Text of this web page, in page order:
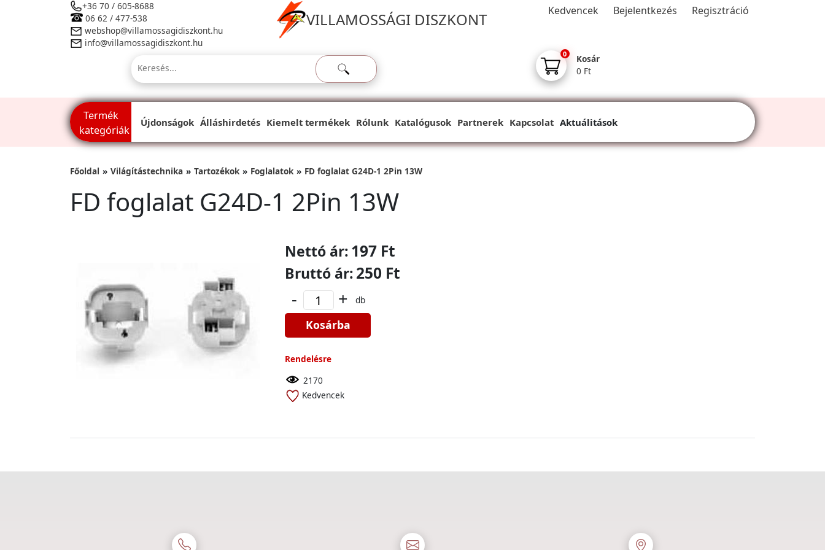
+36 70 / 605-8688
06 62 / 477-538
webshop@villamossagidiszkont.hu
info@villamossagidiszkont.hu
VILLAMOSSÁGI DISZKONT Kedvencek Bejelentkezés Regisztráció
0
Kosár
0 Ft
Termék
kategóriák
Újdonságok Álláshirdetés Kiemelt termékek Rólunk Katalógusok Partnerek Kapcsolat Aktuálitások
Főoldal Világítástechnika Tartozékok Foglalatok FD foglalat G24D-1 2Pin 13W
FD foglalat G24D-1 2Pin 13W
Nettó ár:197 Ft
Bruttó ár:250 Ft
- + db
Kosárba
Rendelésre
2170
Kedvencek